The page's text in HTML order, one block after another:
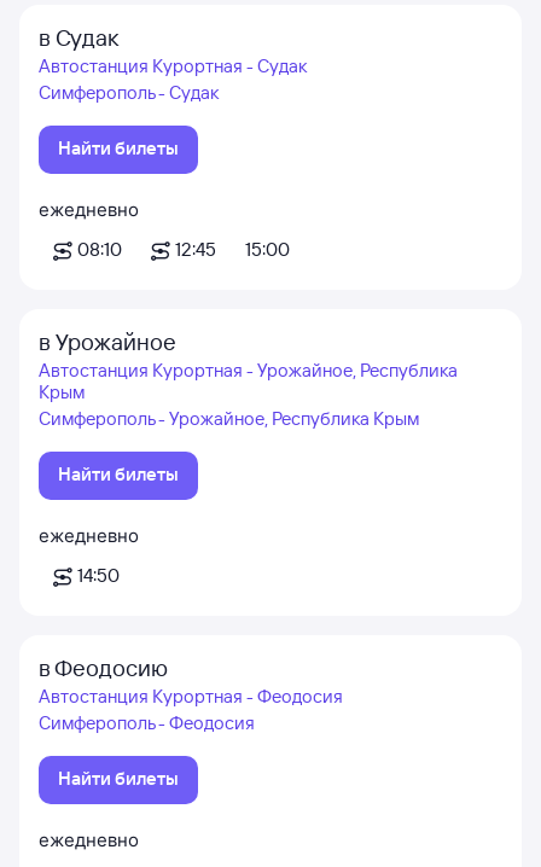
в Судак
Автостанция Курортная - Судак
Симферополь - Судак
Найти билеты
ежедневно
08:10
12:45 15:00
в Урожайное
Автостанция Курортная - Урожайное, Республика
Крым
Симферополь - Урожайное, Республика Крым
Найти билеты
ежедневно
14:50
в Феодосию
Автостанция Курортная - Феодосия
Симферополь - Феодосия
Найти билеты
ежедневно